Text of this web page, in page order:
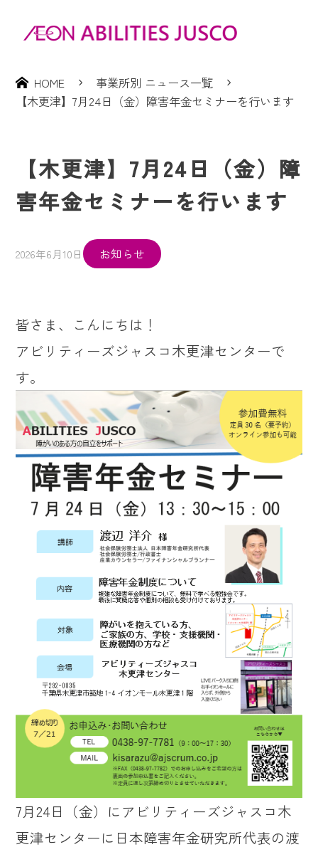
HOME
事業所別 ニュース一覧
【木更津】7月24日（金）障害年金セミナーを行います
【木更津】7月24日（金）障
害年金セミナーを行います
2026年6月10日 お知らせ
皆さま、こんにちは！
アビリティーズジャスコ木更津センターで
す。
7月24日（金）にアビリティーズジャスコ木
更津センターに日本障害年金研究所代表の渡